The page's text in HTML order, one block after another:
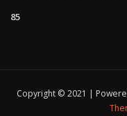
85
Copyright © 2021 |